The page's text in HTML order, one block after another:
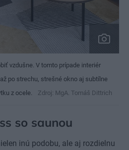
vzdušne. V tomto prípade interiér
po strechu, strešné okno aj subtílne
z ocele.
Zdroj: MgA. Tomáš Dittrich
so saunou
inú podobu, ale aj rozdielnu